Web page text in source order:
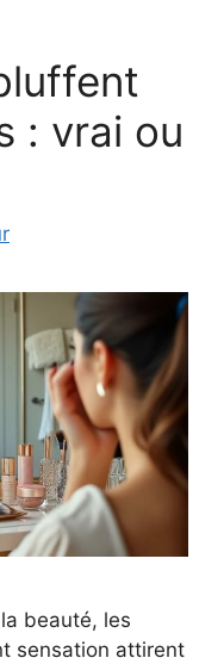
: vrai ou
beauté, les
sensation attirent